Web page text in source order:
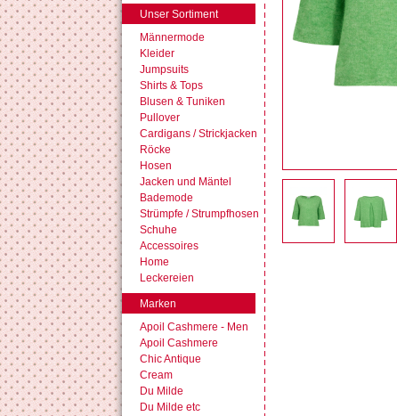
Unser Sortiment
Männermode
Kleider
Jumpsuits
Shirts & Tops
Blusen & Tuniken
Pullover
Cardigans / Strickjacken
Röcke
Hosen
Jacken und Mäntel
Bademode
Strümpfe / Strumpfhosen
Schuhe
Accessoires
Home
Leckereien
Marken
Apoil Cashmere - Men
Apoil Cashmere
Chic Antique
Cream
Du Milde
Du Milde etc